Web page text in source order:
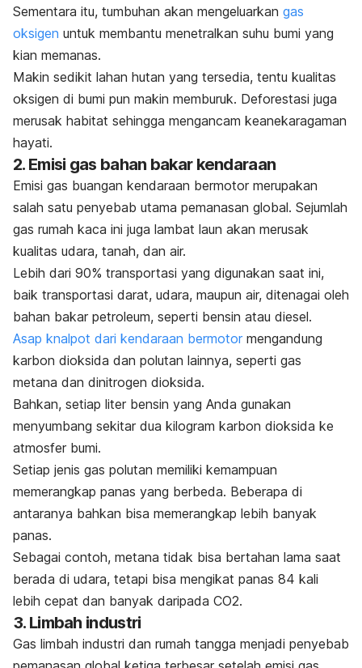
Sementara itu, tumbuhan akan mengeluarkan gas
oksigen untuk membantu menetralkan suhu bumi yang
kian memanas.
Makin sedikit lahan hutan yang tersedia, tentu kualitas
oksigen di bumi pun makin memburuk. Deforestasi juga
merusak habitat sehingga mengancam keanekaragaman
hayati.
2. Emisi gas bahan bakar kendaraan
Emisi gas buangan kendaraan bermotor merupakan
salah satu penyebab utama pemanasan global. Sejumlah
gas rumah kaca ini juga lambat laun akan merusak
kualitas udara, tanah, dan air.
Lebih dari 90% transportasi yang digunakan saat ini,
baik transportasi darat, udara, maupun air, ditenagai oleh
bahan bakar petroleum, seperti bensin atau diesel.
Asap knalpot dari kendaraan bermotor mengandung
karbon dioksida dan polutan lainnya, seperti gas
metana dan dinitrogen dioksida.
Bahkan, setiap liter bensin yang Anda gunakan
menyumbang sekitar dua kilogram karbon dioksida ke
atmosfer bumi.
Setiap jenis gas polutan memiliki kemampuan
memerangkap panas yang berbeda. Beberapa di
antaranya bahkan bisa memerangkap lebih banyak
panas.
Sebagai contoh, metana tidak bisa bertahan lama saat
berada di udara, tetapi bisa mengikat panas 84 kali
lebih cepat dan banyak daripada CO2.
3. Limbah industri
Gas limbah industri dan rumah tangga menjadi penyebab